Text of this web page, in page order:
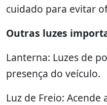
cuidado para evitar
Outras luzes
Lanterna: Luzes de
presença do veículo.
Luz de Freio: